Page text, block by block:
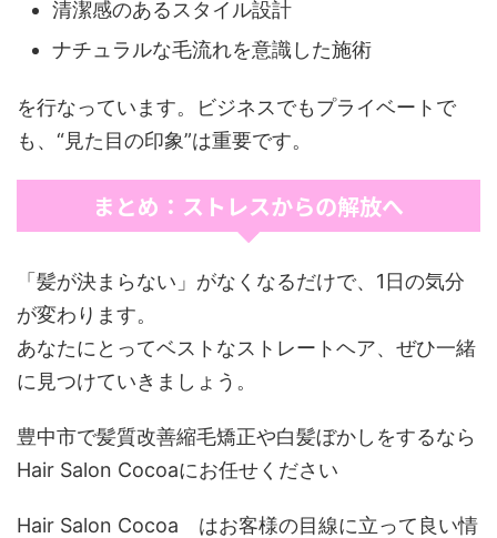
清潔感のあるスタイル設計
ナチュラルな毛流れを意識した施術
を行なっています。ビジネスでもプライベートで
も、“見た目の印象”は重要です。
まとめ：ストレスからの解放へ
「髪が決まらない」がなくなるだけで、1日の気分
が変わります。
あなたにとってベストなストレートヘア、ぜひ一緒
に見つけていきましょう。
豊中市で髪質改善縮毛矯正や白髪ぼかしをするなら
Hair Salon Cocoaにお任せください
Hair Salon Cocoa はお客様の目線に立って良い情